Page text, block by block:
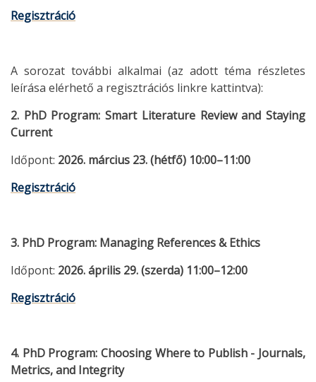
Regisztráció
A sorozat további alkalmai (az adott téma részletes
leírása elérhető a regisztrációs linkre kattintva):
2. PhD Program: Smart Literature Review and Staying
Current
Időpont: 2026. március 23. (hétfő) 10:00–11:00
Regisztráció
3. PhD Program: Managing References & Ethics
Időpont: 2026. április 29. (szerda) 11:00–12:00
Regisztráció
4. PhD Program: Choosing Where to Publish - Journals,
Metrics, and Integrity